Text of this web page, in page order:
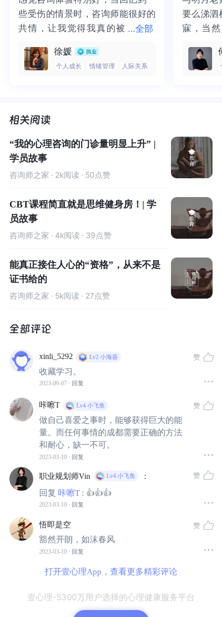
有人说工作就是为了赚钱，别想太多，生活在下班以后。
但是我不这么想，工作的时间也是我生命的一部分啊，我
希望自己可以成为把爱好变成工作的人，就像我前面说的
那样，找到所爱，以此为生，不断精进，至于所谓成功与
的训练，这条路可行性到底有多高，我能不能画出个样子
答，我收集过好多自由插画师的分享，看看他们是怎么赚
钱的，大概了解了一下是通过接包平台发布自己的作品，
等外包找上门，或者是主动去接自己想画的外包，后续画
去找工作，但是也有很多画师喜欢劝退新人，觉得这行辛
苦又赚不到钱，画不成大佬级别根本别想收入过十万，老
是画一些会损害审美的图对插画师的艺术水平提升很不
好。
我这样不安分的折腾到底对不对，偶尔也会动摇，在有些
人眼里我这样是矫情，是没经历过没饭吃的苦，所以才嚷
嚷着什么人生追求、活着的意义，我现在的学历、工作是
是身在福中不知福呢？
— 2
从我经手的大量职业咨询案例来看，很多迷茫困惑的职场
人，在兴趣维度上近乎缺失，与此同时，在他们从小到大
的经历中，几乎没有关于兴趣维度的探
不得不
家庭因素，甚至还有个人的性格因素，等等。
...全部
些受伤的情景时，咨询师能很好的
共情，让我觉得我真的被
一部分未处理的情绪被注意到了，
而且当咨询师准确说出我当时的情
觉轻快了很多，感觉轻松了。很感
谢咨询师姐姐！
些受伤的情景时，咨询师能很好的
共情，让我觉得我真的被抱住了。
处理的情绪被注意到了，而且当咨
询师准确说出我当时的情绪，我感
了很多，感觉轻松了。很感谢咨询
师姐姐！
徐媛
个人成长 情绪管理 人际关系
要么涕泗
寐，当
来，觉
再困于
要么涕泗
寐，当然
不必再
梏，更
“我的心理咨询的门诊量明显上升” |
学员故事
咨询师之家 · 2k阅读 · 50点赞
CBT课程简直就是思维健身房！| 学
员故事
咨询师之家 · 4k阅读 · 39点赞
能真正接住人心的“资格”，从来不是
证书给的
咨询师之家 · 5k阅读 · 27点赞
xinli_5292 Lv2 小海葵
收藏学习。
2023-09-07 · 回复
赞
咔嚓T Lv4 小飞鱼
做自己喜爱之事时，能够获得巨大的能
量。而任何事情的成都需要正确的方法
和耐心，缺一不可。
2023-03-10 · 回复
赞
职业规划师Vin Lv4 小飞鱼 ：
回复 咔嚓T: 👍👍👍
2023-03-10 · 回复
赞
悟即是空
豁然开朗，如沫春风
2023-03-10 · 回复
赞
打开壹心理App，查看更多精彩评论
壹心理-5300万用户选择的心理健康服务平台